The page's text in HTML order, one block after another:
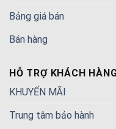
Bảng giá bán
Bán hàng
HỖ TRỢ KHÁCH
KHUYẾN MÃI
Trung tâm bảo hành